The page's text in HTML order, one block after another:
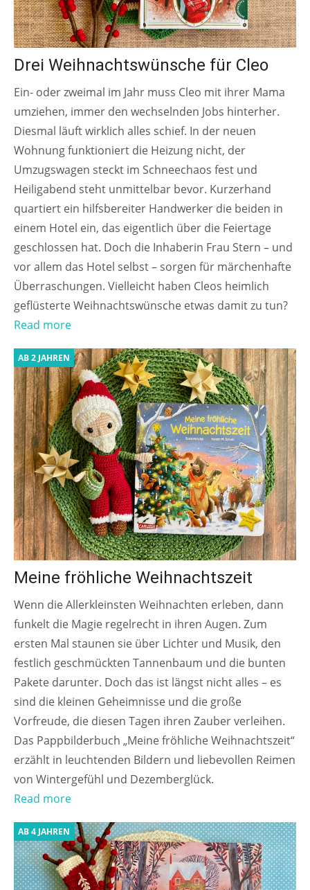
Drei Weihnachtswünsche für Cleo
Ein- oder zweimal im Jahr muss Cleo mit ihrer Mama
umziehen, immer den wechselnden Jobs hinterher.
Diesmal läuft wirklich alles schief. In der neuen
Wohnung funktioniert die Heizung nicht, der
Umzugswagen steckt im Schneechaos fest und
Heiligabend steht unmittelbar bevor. Kurzerhand
quartiert ein hilfsbereiter Handwerker die beiden in
einem Hotel ein, das eigentlich über die Feiertage
geschlossen hat. Doch die Inhaberin Frau Stern – und
vor allem das Hotel selbst – sorgen für märchenhafte
Überraschungen. Vielleicht haben Cleos heimlich
geflüsterte Weihnachtswünsche etwas damit zu tun?
Read more
AB 2 JAHREN
Meine fröhliche Weihnachtszeit
Wenn die Allerkleinsten Weihnachten erleben, dann
funkelt die Magie regelrecht in ihren Augen. Zum
ersten Mal staunen sie über Lichter und Musik, den
festlich geschmückten Tannenbaum und die bunten
Pakete darunter. Doch das ist längst nicht alles – es
sind die kleinen Geheimnisse und die große
Vorfreude, die diesen Tagen ihren Zauber verleihen.
Das Pappbilderbuch „Meine fröhliche Weihnachtszeit“
erzählt in leuchtenden Bildern und liebevollen Reimen
von Wintergefühl und Dezemberglück.
Read more
AB 4 JAHREN